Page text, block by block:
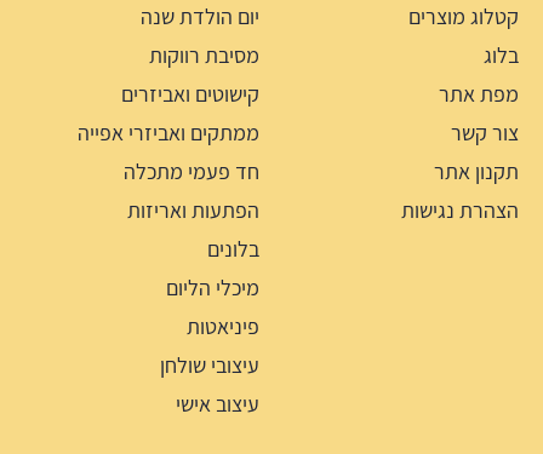
קטלוג מוצרים
בלוג
מפת אתר
צור קשר
תקנון אתר
הצהרת נגישות
יום הולדת שנה
מסיבת רווקות
קישוטים ואביזרים
ממתקים ואביזרי אפייה
חד פעמי מתכלה
הפתעות ואריזות
בלונים
מיכלי הליום
פיניאטות
עיצובי שולחן
עיצוב אישי